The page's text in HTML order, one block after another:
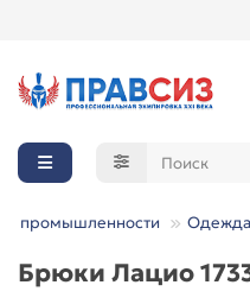
промышленности Одежда
Брюки Лацио